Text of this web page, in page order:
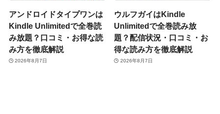
アンドロイドタイプワンは
Kindle Unlimitedで全巻読
み放題？口コミ・お得な読
み方を徹底解説
2026年8月7日
ウルフガイはKindle
Unlimitedで全巻読み放
題？配信状況・口コミ・お
得な読み方を徹底解説
2026年8月7日